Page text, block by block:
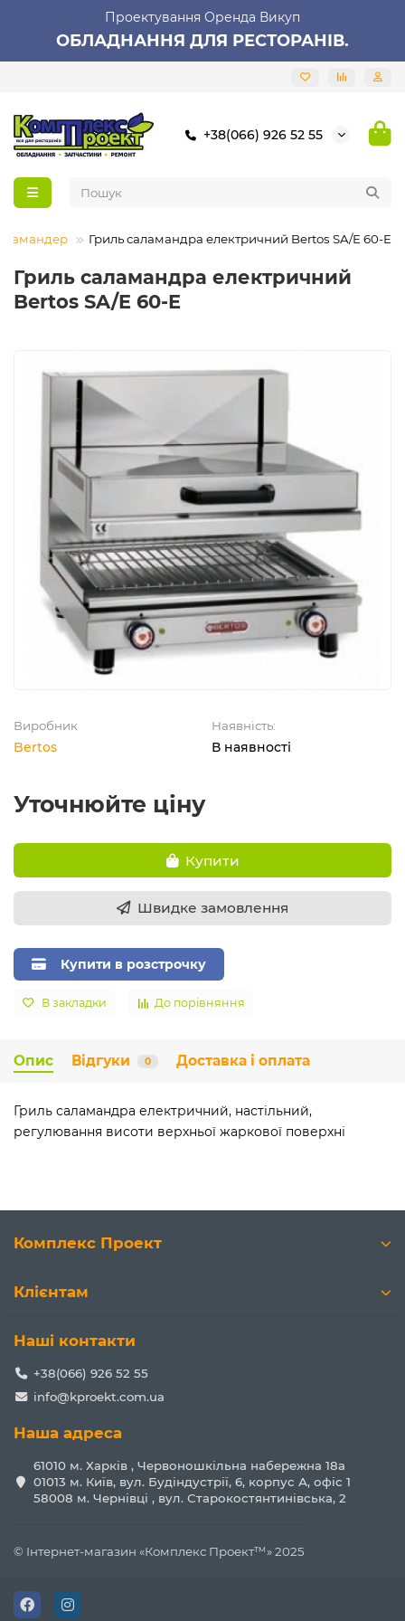
Проектування Оренда Викуп
ОБЛАДНАННЯ ДЛЯ РЕСТОРАНІВ.
+38(066) 926 52 55
Гриль саламандра електричний Bertos SA/E 60-E
Гриль саламандра електричний
Bertos SA/E 60-E
Виробник
Bertos
Наявність:
В наявності
Уточнюйте ціну
Купити
Швидке замовлення
Купити в розстрочку
В закладки До порівняння
Опис Відгуки 0 Доставка і оплата
Гриль саламандра електричний, настільний,
регулювання висоти верхньої жаркової поверхні
Комплекс Проект
Клієнтам
Наші контакти
+38(066) 926 52 55
info@kproekt.com.ua
Наша адреса
61010 м. Харків , Червоношкільна набережна 18а
01013 м. Київ, вул. Будіндустрії, 6, корпус А, офіс 1
58008 м. Чернівці , вул. Старокостянтинівська, 2
© Інтернет-магазин «Комплекс Проект™» 2025